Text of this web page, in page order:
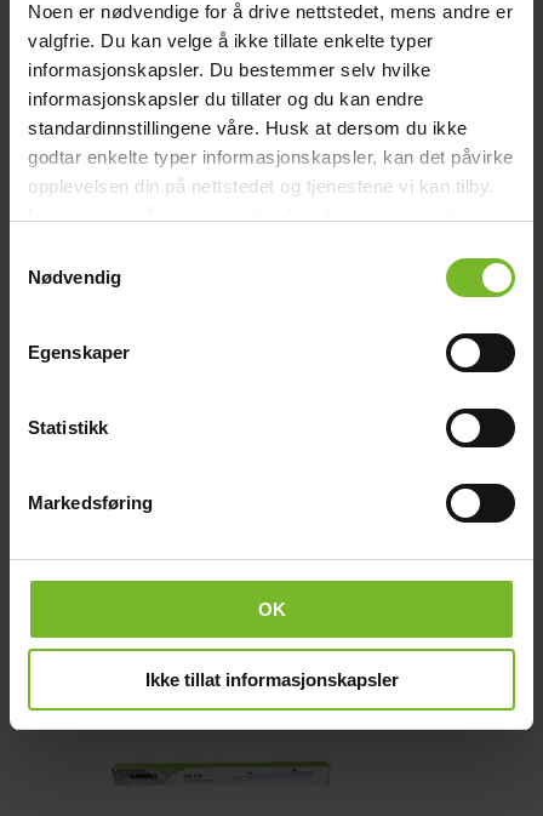
Noen er nødvendige for å drive nettstedet, mens andre er
valgfrie. Du kan velge å ikke tillate enkelte typer
informasjonskapsler. Du bestemmer selv hvilke
informasjonskapsler du tillater og du kan endre
standardinnstillingene våre. Husk at dersom du ikke
godtar enkelte typer informasjonskapsler, kan det påvirke
opplevelsen din på nettstedet og tjenestene vi kan tilby.
Nødvendig
Egenskaper
Statistikk
Markedsføring
OK
Ikke tillat informasjonskapsler